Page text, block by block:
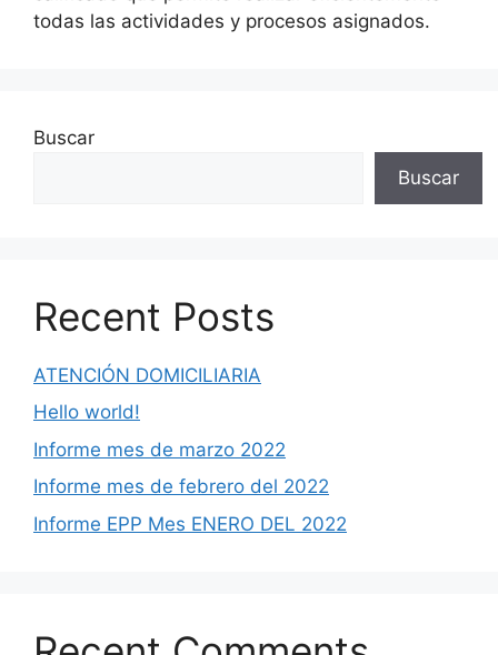
todas las actividades y procesos asignados.
Buscar
Buscar
Recent Posts
ATENCIÓN DOMICILIARIA
Hello world!
Informe mes de marzo 2022
Informe mes de febrero del 2022
Informe EPP Mes ENERO DEL 2022